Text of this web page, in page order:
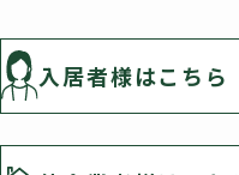
入居者様はこちら